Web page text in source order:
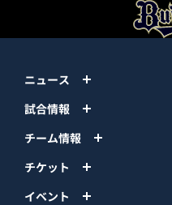
ニュース
試合情報
チーム情報
チケット
イベント